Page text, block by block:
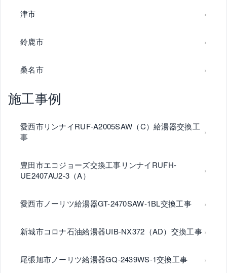
津市
鈴鹿市
桑名市
施工事例
愛西市リンナイRUF-A2005SAW（C）給湯器交換工
事
豊田市エコジョーズ交換工事リンナイRUFH-
UE2407AU2-3（A）
愛西市ノーリツ給湯器GT-2470SAW-1BL交換工事
新城市コロナ石油給湯器UIB-NX372（AD）交換工事
尾張旭市ノーリツ給湯器GQ-2439WS-1交換工事